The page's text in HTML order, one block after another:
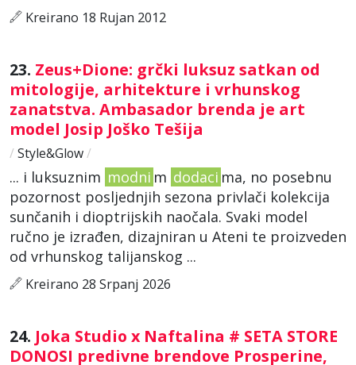
Kreirano 18 Rujan 2012
23. Zeus+Dione: grčki luksuz satkan od
mitologije, arhitekture i vrhunskog
zanatstva. Ambasador brenda je art
model Josip Joško Tešija
/ Style&Glow/
... i luksuznim modni m dodaci ma, no posebnu
pozornost posljednjih sezona privlači kolekcija
sunčanih i dioptrijskih naočala. Svaki model
ručno je izrađen, dizajniran u Ateni te proizveden
od vrhunskog talijanskog ...
Kreirano 28 Srpanj 2026
24. Joka Studio x Naftalina # SETA STORE
DONOSI predivne brendove Prosperine,